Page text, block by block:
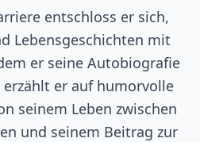
entschloss er sich,
Lebensgeschichten mit
er seine Autobiografie
er auf humorvolle
seinem Leben zwischen
und seinem Beitrag zur